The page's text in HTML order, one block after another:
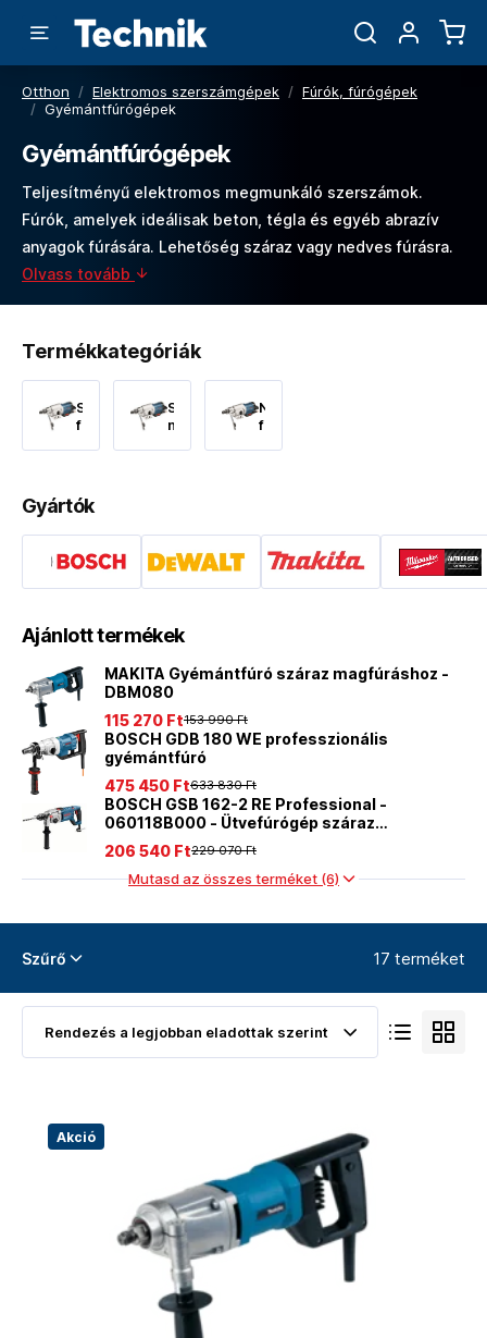
Otthon / Elektromos szerszámgépek / Fúrók, fúrógépek
/ Gyémántfúrógépek
Gyémántfúrógépek
Teljesítményű elektromos megmunkáló szerszámok.
Fúrók, amelyek ideálisak beton, tégla és egyéb abrazív
anyagok fúrására. Lehetőség száraz vagy nedves fúrásra.
Olvass tovább
Termékkategóriák
Száraz
fúrás
Száraz-
nedves
Nedves
fúrás
Gyártók
Ajánlott termékek
MAKITA Gyémántfúró száraz magfúráshoz -
DBM080
153 990 Ft
115 270 Ft
BOSCH GDB 180 WE professzionális
gyémántfúró
633 830 Ft
475 450 Ft
BOSCH GSB 162-2 RE Professional -
060118B000 - Ütvefúrógép száraz
gyémántfúráshoz
229 070 Ft
206 540 Ft
Mutasd az összes terméket (6)
Szűrő 17 terméket
Akció